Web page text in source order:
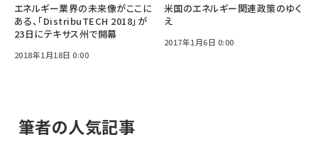
エネルギー業界の未来像がここに
ある、「DistribuTECH 2018」が
23日にテキサス州で開幕
2018年1月18日 0:00
米国のエネルギー関連政策のゆく
え
2017年1月6日 0:00
筆者の人気記事